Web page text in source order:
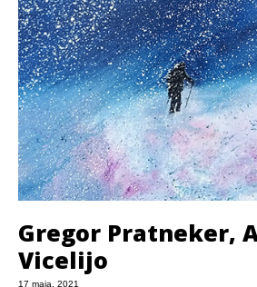
Gregor Pratneker,
Vicelijo
17 maja, 2021